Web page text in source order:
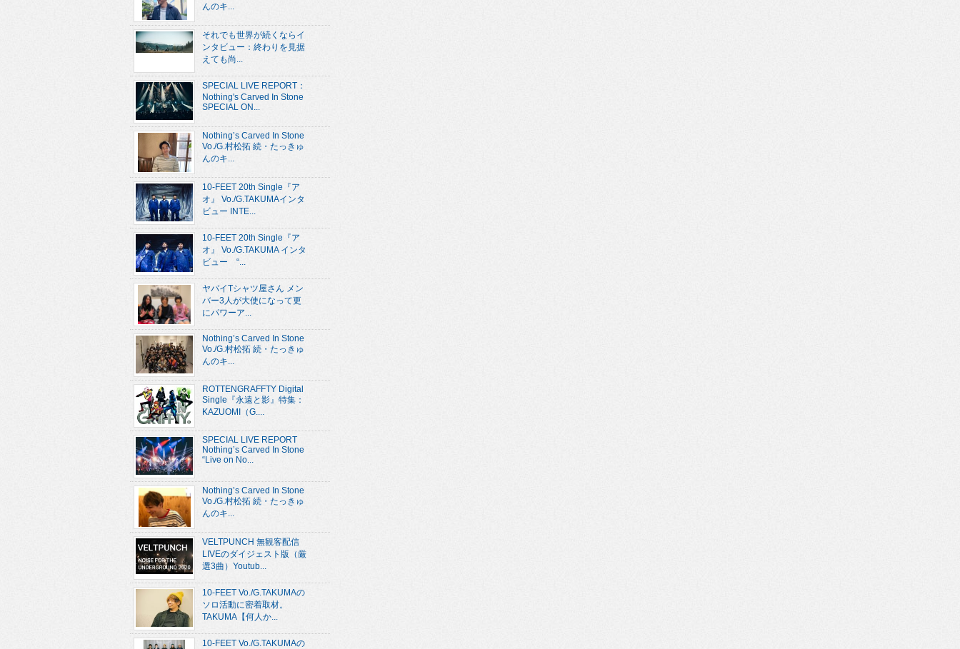
んのキ...
それでも世界が続くならイ
ンタビュー：終わりを見据
えても尚...
SPECIAL LIVE REPORT：
Nothing's Carved In Stone
SPECIAL ON...
Nothing’s Carved In Stone
Vo./G.村松拓 続・たっきゅ
んのキ...
10-FEET 20th Single『ア
オ』 Vo./G.TAKUMAインタ
ビュー INTE...
10-FEET 20th Single『ア
オ』 Vo./G.TAKUMA インタ
ビュー “...
ヤバイTシャツ屋さん メン
バー3人が大使になって更
にパワーア...
Nothing’s Carved In Stone
Vo./G.村松拓 続・たっきゅ
んのキ...
ROTTENGRAFFTY Digital
Single『永遠と影』特集：
KAZUOMI（G....
SPECIAL LIVE REPORT
Nothing’s Carved In Stone
“Live on No...
Nothing’s Carved In Stone
Vo./G.村松拓 続・たっきゅ
んのキ...
VELTPUNCH 無観客配信
LIVEのダイジェスト版（厳
選3曲）Youtub...
10-FEET Vo./G.TAKUMAの
ソロ活動に密着取材。
TAKUMA【何人か...
10-FEET Vo./G.TAKUMAの